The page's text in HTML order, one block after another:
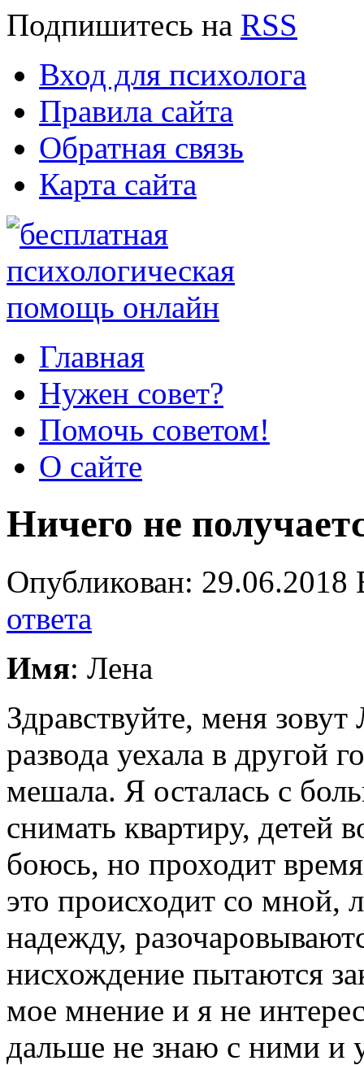
Подпишитесь на RSS
Вход для психолога
Правила сайта
Обратная связь
Карта сайта
Главная
Нужен совет?
Помочь советом!
О сайте
Ничего не
Опубликован:
ответа
Имя: Лена
Здравствуйте, меня
развода уехала в другой
мешала. Я осталась с
снимать квартиру, детей
боюсь, но проходит
это происходит со мной,
надежду,
нисхождение пытаются
мое мнение и я не
дальше не знаю с ними и